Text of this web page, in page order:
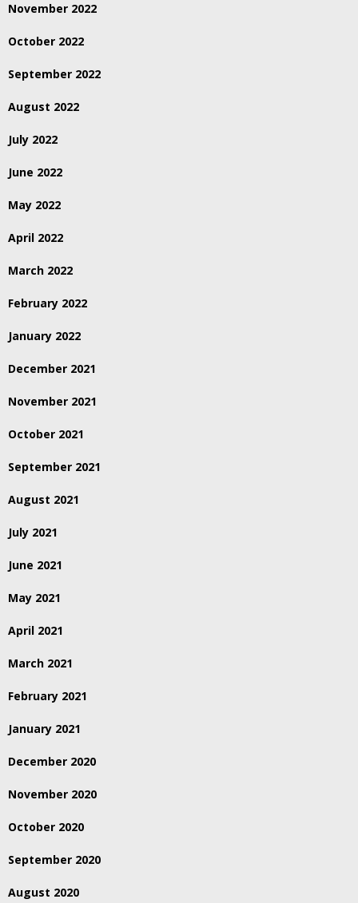
November 2022
October 2022
September 2022
August 2022
July 2022
June 2022
May 2022
April 2022
March 2022
February 2022
January 2022
December 2021
November 2021
October 2021
September 2021
August 2021
July 2021
June 2021
May 2021
April 2021
March 2021
February 2021
January 2021
December 2020
November 2020
October 2020
September 2020
August 2020